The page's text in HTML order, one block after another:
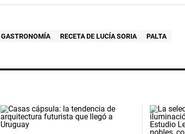
GASTRONOMÍA RECETA DE LUCÍA SORIA PALTA